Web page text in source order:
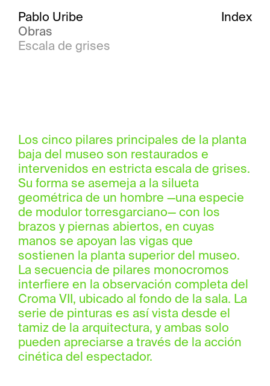
Pablo Uribe
Obras
Escala de grises
Index
Los cinco pilares principales de la planta
baja del museo son restaurados e
intervenidos en estricta escala de grises.
Su forma se asemeja a la silueta
geométrica de un hombre —una especie
de modulor torresgarciano— con los
brazos y piernas abiertos, en cuyas
manos se apoyan las vigas que
sostienen la planta superior del museo.
La secuencia de pilares monocromos
interfiere en la observación completa del
Croma VII, ubicado al fondo de la sala. La
serie de pinturas es así vista desde el
tamiz de la arquitectura, y ambas solo
pueden apreciarse a través de la acción
cinética del espectador.